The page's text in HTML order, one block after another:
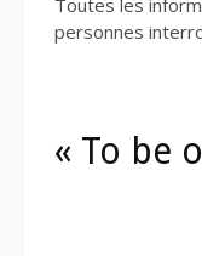
Toutes les
personnes
« To be